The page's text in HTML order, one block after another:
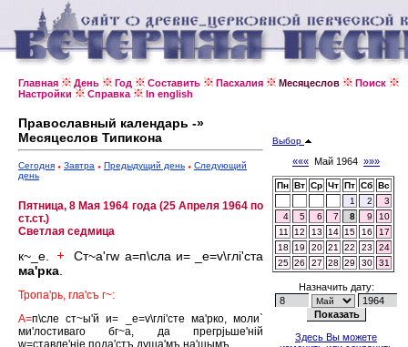
Главная День Год Составить Пасхалия Месяцеслов
Поиск
Настройки
Справка In english
Православный календарь -»
Месяцеслов Типикона
Сегодня Завтра Предыдущий день
Следующий
день
Пятница, 8 Мая 1964 года (25 Апреля 1964 по
ст.ст.)
Светлая седмица
к~_е.
Ст~а'гw а=п\сла и= _е=v\глi'ста
ма'рка
Тропа'рь, гла'съ г~:
А=п\сле ст~ы'й и= _е=v\глi'сте ма'рко, моли`
ми'лостиваго бг~а, да прегрjьше'нiй
w=ставле'нiе пода'стъ душа'мъ на'шымъ.
Выбор
««« Май 1964 »»»
Пн Вт Ср Чт Пт Сб Вс
1
2
3
4
5 6 7 8 9
10
11
12 13 14 15 16
17
18
19 20 21 22 23
24
25 26 27 28 29 30 31
Назначить дату:
Здесь Вы можете